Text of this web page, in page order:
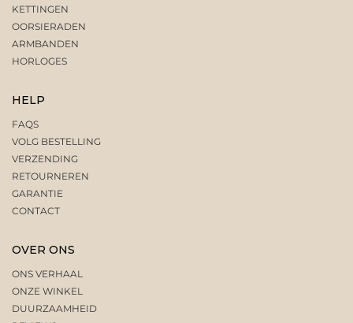
KETTINGEN
OORSIERADEN
ARMBANDEN
HORLOGES
HELP
FAQS
VOLG BESTELLING
VERZENDING
RETOURNEREN
GARANTIE
CONTACT
OVER ONS
ONS VERHAAL
ONZE WINKEL
DUURZAAMHEID